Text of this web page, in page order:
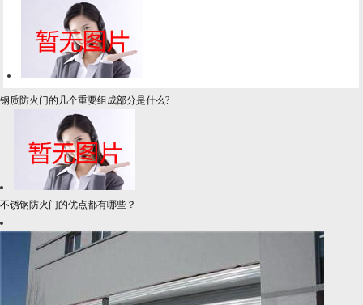
钢质防火门的几个重要组成部分是什么?
不锈钢防火门的优点都有哪些？